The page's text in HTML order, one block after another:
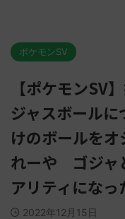
ポケモンSV
【ポケモンSV
ジャスボール
けのボールをオ
れーや ゴジャ
アリティにな
2022年12月15日